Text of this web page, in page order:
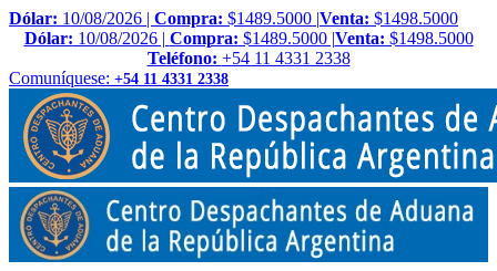
Dólar: 10/08/2026 | Compra: $1489.5000 |Venta: $1498.5000
Dólar: 10/08/2026 | Compra: $1489.5000 |Venta: $1498.5000
Teléfono: +54 11 4331 2338
Comuníquese: +54 11 4331 2338